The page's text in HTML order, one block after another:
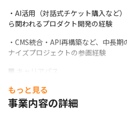
・AI活用（対話式チケット購入など
ら関われるプロダクト開発の経験
・CMS統合・API再構築など、中長
ナイズプロジェクトの参画経験
■ キャリアパス
・テクニカルスペシャリスト／リード
特定技術領域（Salesforce／フロン
専門性を高め、技術的リーダーとして
もっと見る
事業内容の詳細